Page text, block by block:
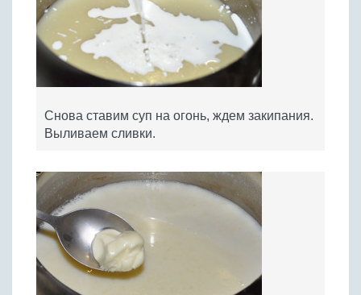
Снова ставим суп на огонь, ждем закипания.
Выливаем сливки.